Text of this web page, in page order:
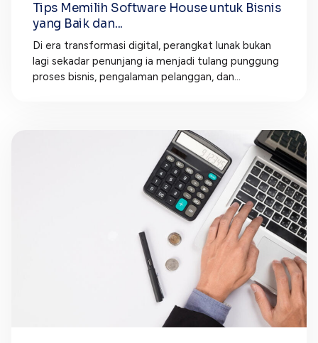
Tips Memilih Software House untuk Bisnis
yang Baik dan...
Di era transformasi digital, perangkat lunak bukan
lagi sekadar penunjang ia menjadi tulang punggung
proses bisnis, pengalaman pelanggan, dan...